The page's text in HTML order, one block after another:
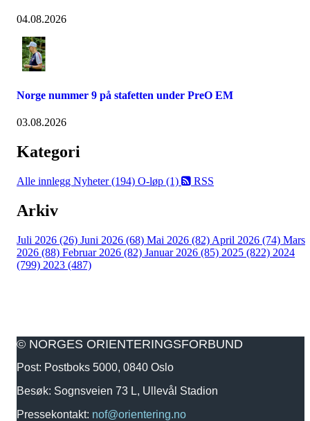
04.08.2026
Norge nummer 9 på stafetten under PreO EM
03.08.2026
Kategori
Alle innlegg Nyheter (194) O-løp (1) RSS
Arkiv
Juli 2026 (26) Juni 2026 (68) Mai 2026 (82) April 2026 (74) Mars
2026 (88) Februar 2026 (82) Januar 2026 (85) 2025 (822) 2024
(799) 2023 (487)
© NORGES ORIENTERINGSFORBUND
Post: Postboks 5000, 0840 Oslo
Besøk: Sognsveien 73 L, Ullevål Stadion
Pressekontakt: nof@orientering.no